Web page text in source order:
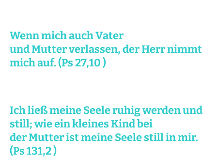
Wenn mich auch Vater
und Mutter verlassen, der Herr nimmt
mich auf. (Ps 27,10 )
Ich ließ meine Seele ruhig werden und
still; wie ein kleines Kind bei
der Mutter ist meine Seele still in mir.
(Ps 131,2)